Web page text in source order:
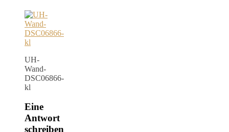
UH-
Wand-
DSC06866-
kl
Eine
Antwort
schreiben